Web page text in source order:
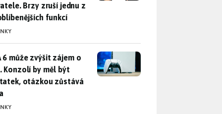
Brzy zruší jednu z
funkcí
6 může zvýšit zájem o PS5. Konzolí by měl být dostatek,
6 může zvýšit zájem o
Konzolí by měl být
otázkou zůstává